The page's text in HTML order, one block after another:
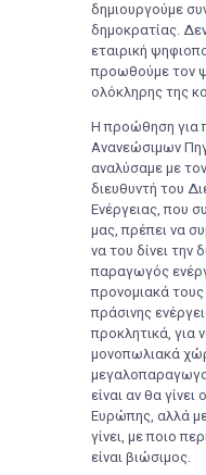
δημιουργούμε
δημοκρατίας.
εταιρική
προωθούμε τον
ολόκληρης της
Η προώθηση για
Ανανεώσιμων
αναλύσαμε με
διευθυντή του
Ενέργειας, που
μας, πρέπει να
να του δίνει την
παραγωγός
προνομιακά
πράσινης
προκλητικά, για
μονοπωλιακά
είναι αν θα
Ευρώπης, αλλά
γίνει, με ποιο
είναι βιώσιμος.